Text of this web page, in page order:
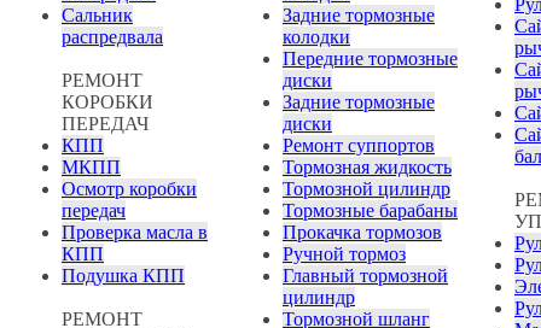
Сальник
распредвала
РЕМОНТ
КОРОБКИ
ПЕРЕДАЧ
КПП
МКПП
Осмотр коробки
передач
Проверка масла в
КПП
Подушка КПП
РЕМОНТ
Задние тормозные
колодки
Передние тормозные
диски
Задние тормозные
диски
Ремонт суппортов
Тормозная жидкость
Тормозной цилиндр
Тормозные барабаны
Прокачка тормозов
Ручной тормоз
Главный тормозной
цилиндр
Тормозной шланг